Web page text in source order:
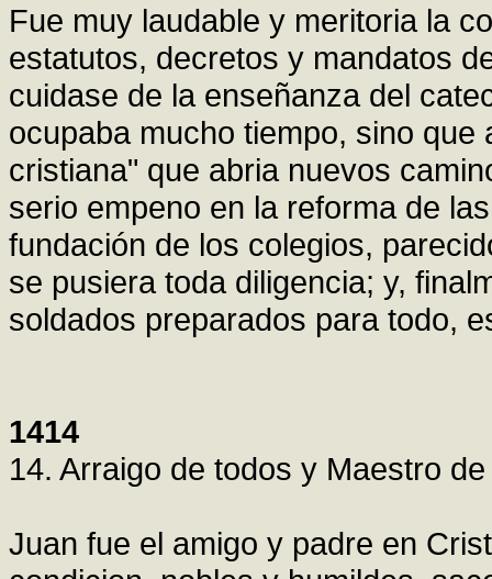
Fue muy laudable y meritoria la
estatutos, decretos y mandatos
cuidase de la enseñanza del
ocupaba mucho tiempo, sino
cristiana" que abria nuevos
serio empeno en la reforma de
fundación de los colegios,
se pusiera toda diligencia; y,
soldados preparados para todo,
1414
14. Arraigo de todos y Maestro
Juan fue el amigo y padre en